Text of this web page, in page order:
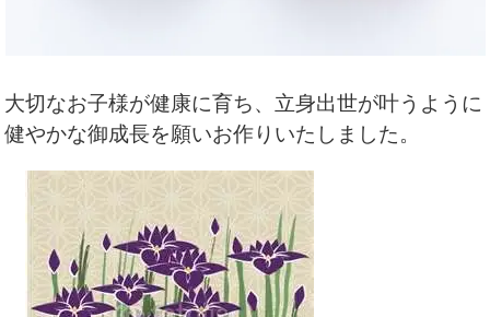
大切なお子様が健康に育ち、立身出世が叶うように
健やかな御成長を願いお作りいたしました。